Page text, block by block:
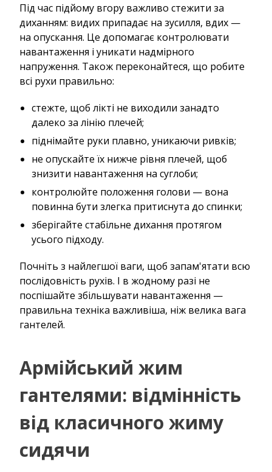
Під час підйому вгору важливо стежити за
диханням: видих припадає на зусилля, вдих —
на опускання. Це допомагає контролювати
навантаження і уникати надмірного
напруження. Також переконайтеся, що робите
всі рухи правильно:
стежте, щоб лікті не виходили занадто
далеко за лінію плечей;
піднімайте руки плавно, уникаючи ривків;
не опускайте їх нижче рівня плечей, щоб
знизити навантаження на суглоби;
контролюйте положення голови — вона
повинна бути злегка притиснута до спинки;
зберігайте стабільне дихання протягом
усього підходу.
Почніть з найлегшої ваги, щоб запам'ятати всю
послідовність рухів. І в жодному разі не
поспішайте збільшувати навантаження —
правильна техніка важливіша, ніж велика вага
гантелей.
Армійський жим
гантелями: відмінність
від класичного жиму
сидячи